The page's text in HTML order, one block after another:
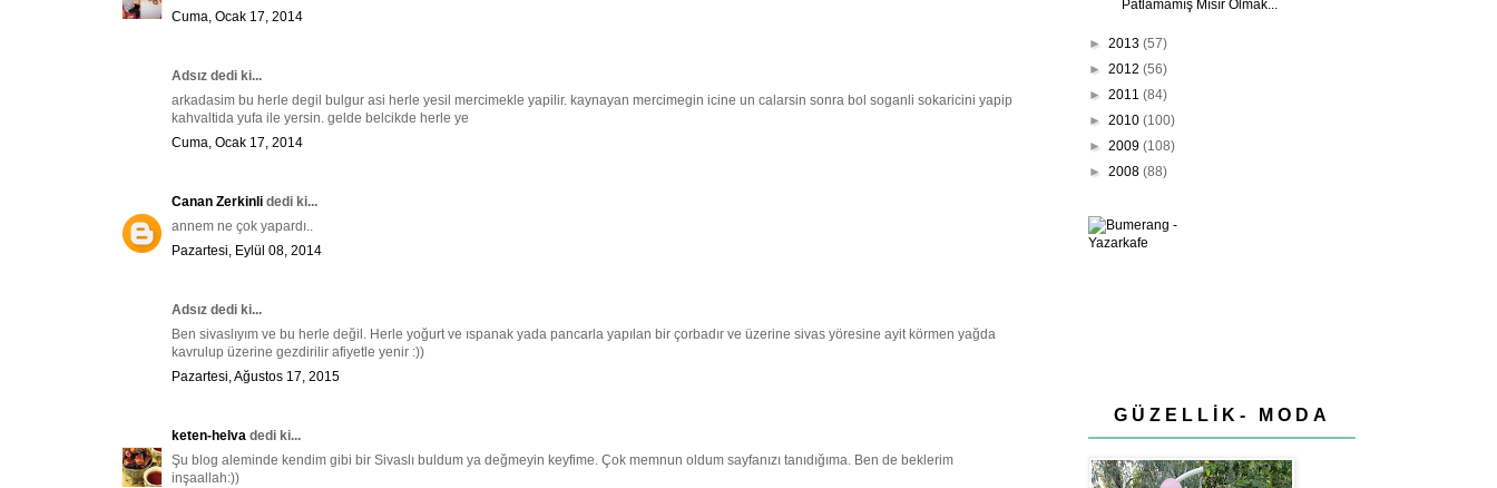
Cuma, Ocak 17, 2014
Adsız dedi ki...
arkadasim bu herle degil bulgur asi herle yesil mercimekle yapilir. kaynayan mercimegin icine un calarsin sonra bol soganli sokaricini yapip
kahvaltida yufa ile yersin. gelde belcikde herle ye
Cuma, Ocak 17, 2014
Canan Zerkinli dedi ki...
annem ne çok yapardı..
Pazartesi, Eylül 08, 2014
Adsız dedi ki...
Ben sivaslıyım ve bu herle değil. Herle yoğurt ve ıspanak yada pancarla yapılan bir çorbadır ve üzerine sivas yöresine ayit körmen yağda
kavrulup üzerine gezdirilir afiyetle yenir :))
Pazartesi, Ağustos 17, 2015
keten-helva dedi ki...
Şu blog aleminde kendim gibi bir Sivaslı buldum ya değmeyin keyfime. Çok memnun oldum sayfanızı tanıdığıma. Ben de beklerim
inşaallah:))
Patlamamış Mısır Olmak...
► 2013 (57)
► 2012 (56)
► 2011 (84)
► 2010 (100)
► 2009 (108)
► 2008 (88)
GÜZELLİK- MODA